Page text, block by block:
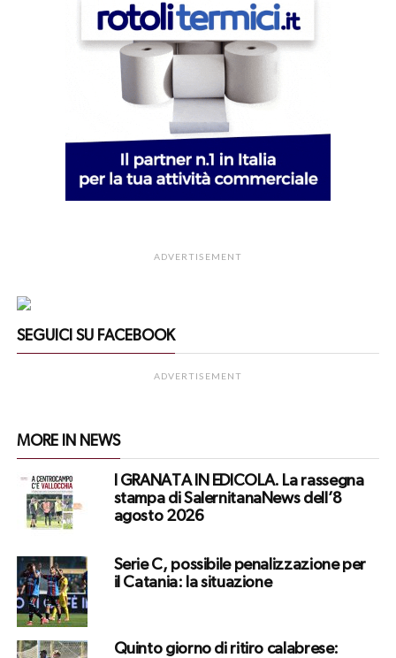
ADVERTISEMENT
SEGUICI SU FACEBOOK
ADVERTISEMENT
MORE IN NEWS
I GRANATA IN EDICOLA. La rassegna
stampa di SalernitanaNews dell’8
agosto 2026
Serie C, possibile penalizzazione per
il Catania: la situazione
Quinto giorno di ritiro calabrese: